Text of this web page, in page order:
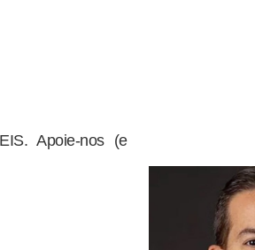
Apoie-nos (e